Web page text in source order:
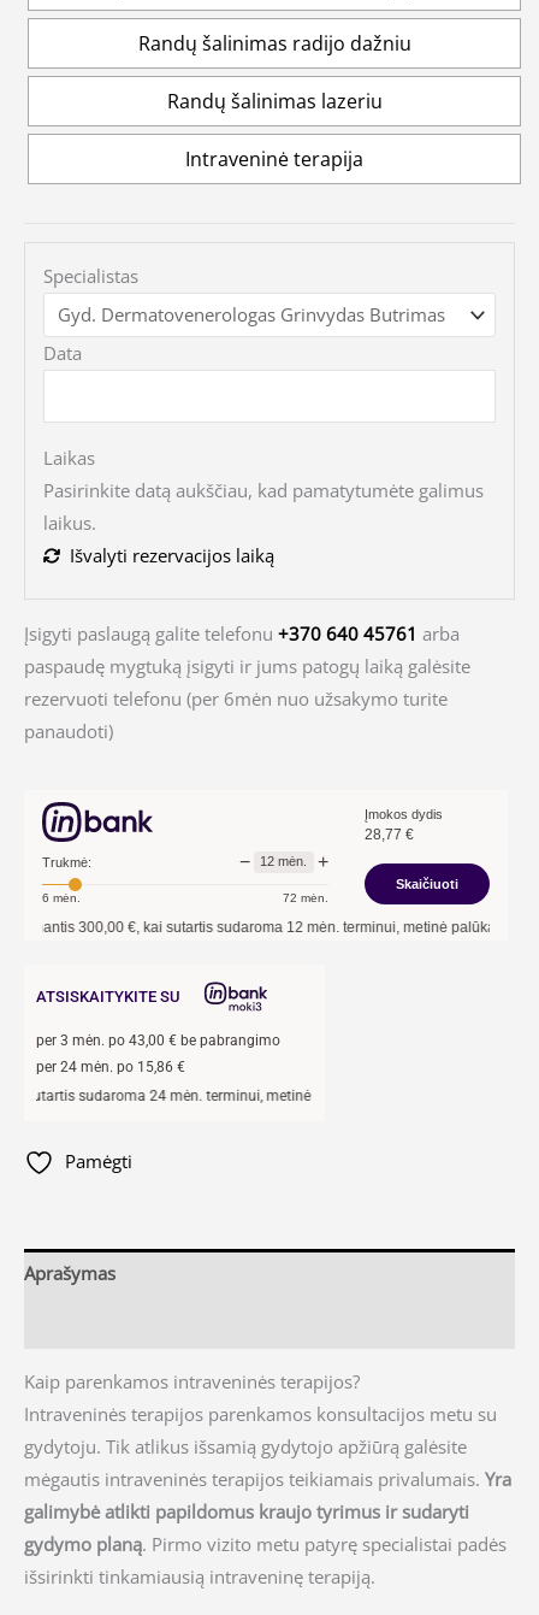
Randų šalinimas radijo dažniu
Randų šalinimas lazeriu
Intraveninė terapija
Specialistas
Data
Laikas
Pasirinkite datą aukščiau, kad pamatytumėte galimus
laikus.
Išvalyti rezervacijos laiką
Įsigyti paslaugą galite telefonu +370 640 45761 arba
paspaudę mygtuką įsigyti ir jums patogų laiką galėsite
rezervuoti telefonu (per 6mėn nuo užsakymo turite
panaudoti)
Trukmė: − 12 mėn. +
6 mėn. 72 mėn.
Įmokos dydis
28,77 €
Skaičiuoti
300,00€, kai sutartis sudaroma12mėn. terminui, metinė palūkanų norma –
ATSISKAITYKITE SU
per 3 mėn. po 43,00 € be pabrangimo
per 24 mėn. po 15,86 €
sudaroma 24 mėn. terminui, metinė palūkanų norma –
Pamėgti
Aprašymas
Kaip parenkamos intraveninės terapijos?
Intraveninės terapijos parenkamos konsultacijos metu su
gydytoju. Tik atlikus išsamią gydytojo apžiūrą galėsite
mėgautis intraveninės terapijos teikiamais privalumais. Yra
galimybė atlikti papildomus kraujo tyrimus ir sudaryti
gydymo planą. Pirmo vizito metu patyrę specialistai padės
išsirinkti tinkamiausią intraveninę terapiją.